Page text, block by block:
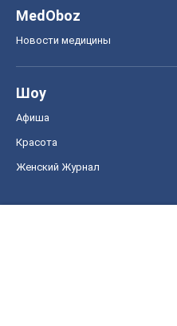
MedOboz
Новости медицины
Шоу
Афиша
Красота
Женский Журнал